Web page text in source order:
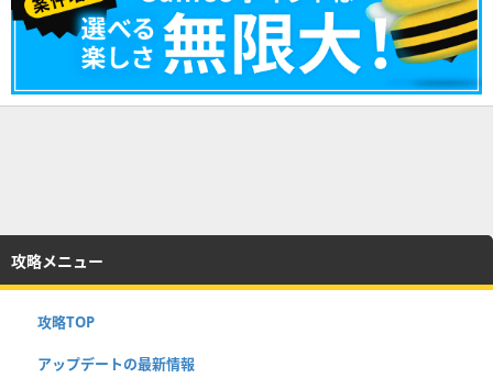
攻略メニュー
攻略TOP
アップデートの最新情報